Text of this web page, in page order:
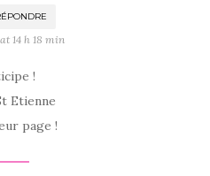
14 h 18 min
!
Etienne
page !